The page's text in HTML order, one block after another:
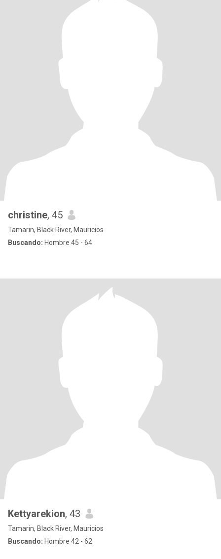
christine, 45
Tamarin, Black River, Mauricios
Buscando: Hombre 45 - 64
Kettyarekion, 43
Tamarin, Black River, Mauricios
Buscando: Hombre 42 - 62